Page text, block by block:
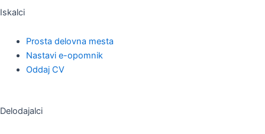
Iskalci
Prosta delovna mesta
Nastavi e-opomnik
Oddaj CV
Delodajalci